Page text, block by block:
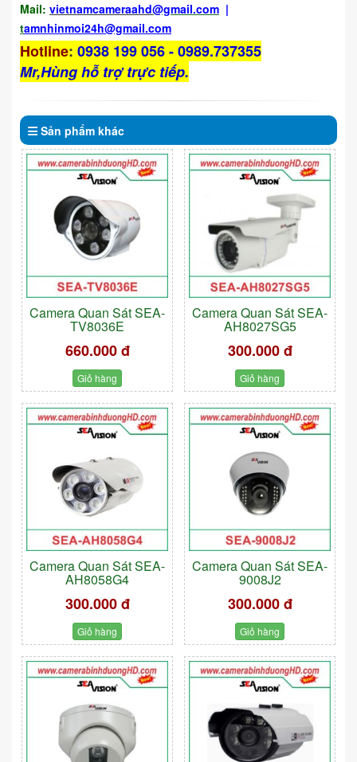
Mail: vietnamcameraahd@gmail.com |
tamnhinmoi24h@gmail.com
Hotline: 0938 199 056 - 0989.737355
Mr,Hùng hỗ trợ trực tiếp.
Sản phẩm khác
Camera Quan Sát SEA-
TV8036E
660.000 đ
Giỏ hàng
Camera Quan Sát SEA-
AH8027SG5
300.000 đ
Giỏ hàng
Camera Quan Sát SEA-
AH8058G4
300.000 đ
Giỏ hàng
Camera Quan Sát SEA-
9008J2
300.000 đ
Giỏ hàng